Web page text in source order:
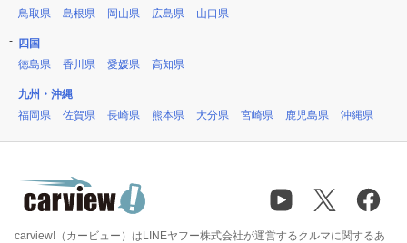
鳥取県
島根県 岡山県 広島県 山口県
四国
徳島県
香川県 愛媛県 高知県
九州・沖縄
福岡県
佐賀県 長崎県 熊本県 大分県 宮崎県 鹿児島県 沖縄県
carview!（カービュー）はLINEヤフー株式会社が運営するクルマに関するあ